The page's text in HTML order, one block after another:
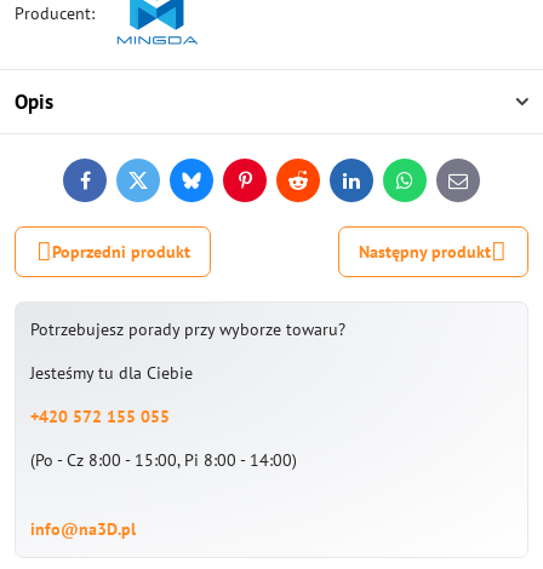
Producent:
Opis
FacebookTwitterBlueskyPinterestReddit LinkedInWhatsApp
E-
mail
Poprzedni produkt Następny produkt
Potrzebujesz porady przy wyborze towaru?
Jesteśmy tu dla Ciebie
+420 572 155 055
(Po - Cz 8:00 - 15:00, Pi 8:00 - 14:00)
info@na3D.pl